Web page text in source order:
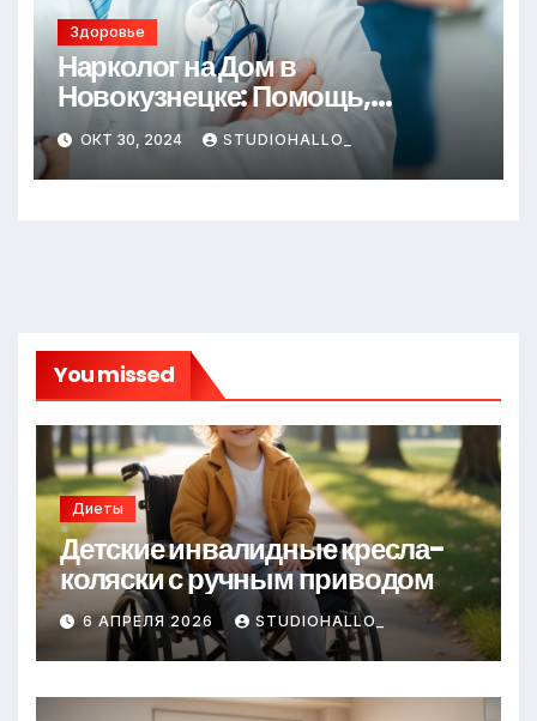
Здоровье
Нарколог на Дом в
Новокузнецке: Помощь,
Которая Всегда Рядом
ОКТ 30, 2024 STUDIOHALLO_
You missed
Диеты
Детские инвалидные кресла-
коляски с ручным приводом
6 АПРЕЛЯ 2026 STUDIOHALLO_